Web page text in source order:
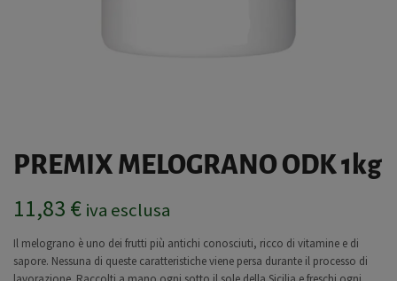
PREMIX MELOGRANO ODK 1kg
11,83 € iva esclusa
Il melograno è uno dei frutti più antichi conosciuti, ricco di vitamine e di
sapore. Nessuna di queste caratteristiche viene persa durante il processo di